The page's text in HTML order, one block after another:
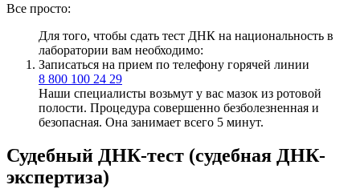
Все просто:
Для того, чтобы сдать тест ДНК на национальность в
лаборатории вам необходимо:
Записаться на прием по телефону горячей линии
8 800 100 24 29
Наши специалисты возьмут у вас мазок из ротовой
полости. Процедура совершенно безболезненная и
безопасная. Она занимает всего 5 минут.
Судебный ДНК-тест (судебная ДНК-
экспертиза)